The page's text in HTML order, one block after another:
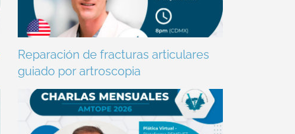
Reparación de fracturas articulares
guiado por artroscopia